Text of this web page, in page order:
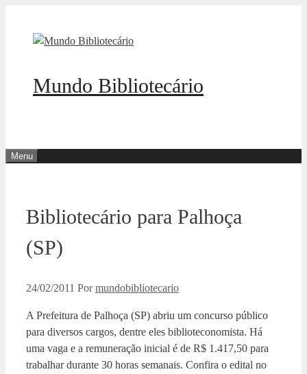
Mundo Bibliotecário
Menu
Bibliotecário para Palhoça
(SP)
24/02/2011 Pormundobibliotecario
A Prefeitura de Palhoça (SP) abriu um concurso público
para diversos cargos, dentre eles biblioteconomista. Há
uma vaga e a remuneração inicial é de R$ 1.417,50 para
trabalhar durante 30 horas semanais. Confira o edital no